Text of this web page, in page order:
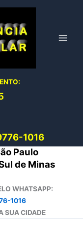
1016
Paulo
de Minas
WHATSAPP:
1016
SUA CIDADE